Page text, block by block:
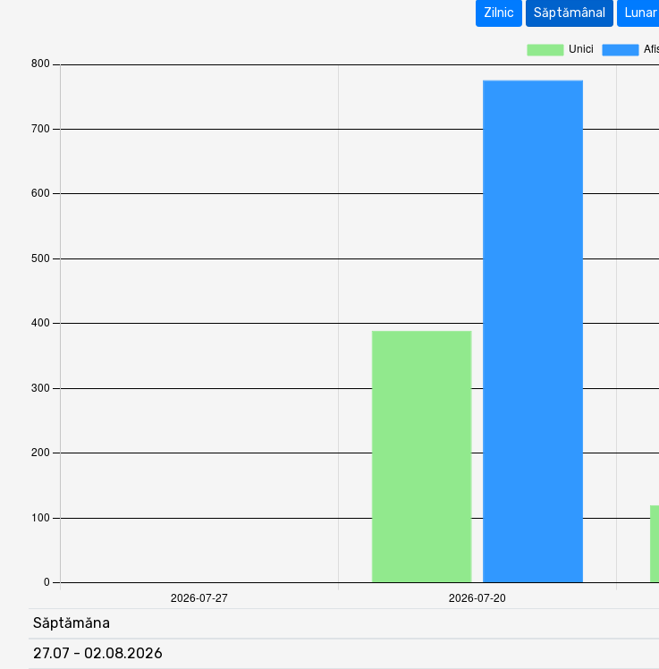
înregistrează zeci de mii de vizitatori
,dusacucartea.rosau
cu luni de absență totală a traficului, în timp ce concurența menține un volum constant
Zilnic Săptămânal Lunar
Săptămăna
27.07 - 02.08.2026